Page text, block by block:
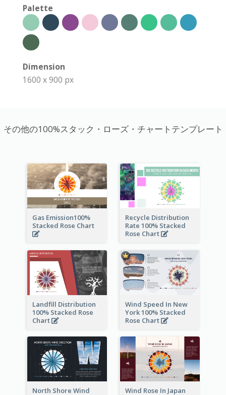
Palette
Dimension
1600 x 900 px
その他の100%スタック・ローズ・チャートテンプレート
Gas Emission100%
Stacked Rose Chart
Recycle Distribution
Rate 100% Stacked
Rose Chart
Landfill Distribution
100% Stacked Rose
Chart
Wind Speed In New
York 100% Stacked
Rose Chart
North Shore Wind
Wind Rose In Japan